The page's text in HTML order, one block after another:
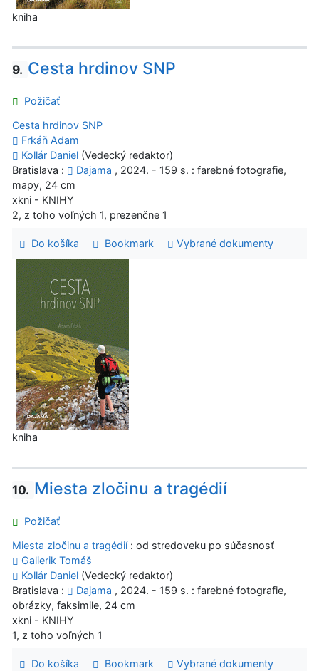
kniha
9. Cesta hrdinov SNP
Požičať
Cesta hrdinov SNP
Frkáň Adam
Kollár Daniel (Vedecký redaktor)
Bratislava :
Dajama , 2024. - 159 s. : farebné fotografie,
mapy, 24 cm
xkni - KNIHY
2, z toho voľných 1, prezenčne 1
Do košíka Bookmark Vybrané dokumenty
kniha
10. Miesta zločinu a tragédií
Požičať
Miesta zločinu a tragédií: od stredoveku po súčasnosť
Galierik Tomáš
Kollár Daniel (Vedecký redaktor)
Bratislava :
Dajama , 2024. - 159 s. : farebné fotografie,
obrázky, faksimile, 24 cm
xkni - KNIHY
1, z toho voľných 1
Do košíka Bookmark Vybrané dokumenty